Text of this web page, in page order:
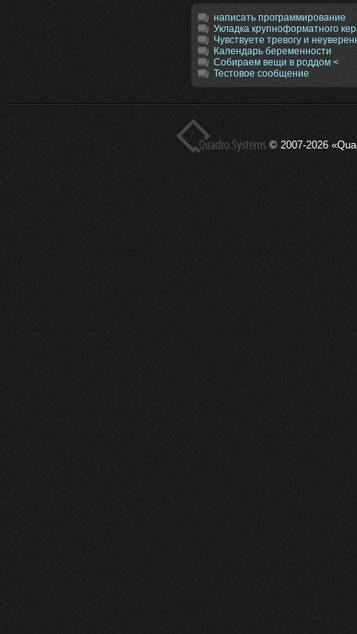
написать программирование
Укладка крупноформатного
Чувствуете тревогу и
Календарь беременности
Собираем вещи в роддом <
Тестовое сообщение
© 2007-2026